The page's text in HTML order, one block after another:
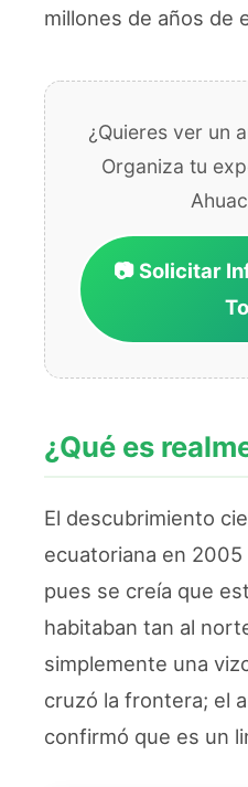
millones de años de
¿Quieres ver un
Organiza tu
📷 Solicitar
¿Qué es
El descubrimiento
ecuatoriana en
pues se creía que
habitaban tan al
simplemente una
cruzó la frontera; el
confirmó que es un